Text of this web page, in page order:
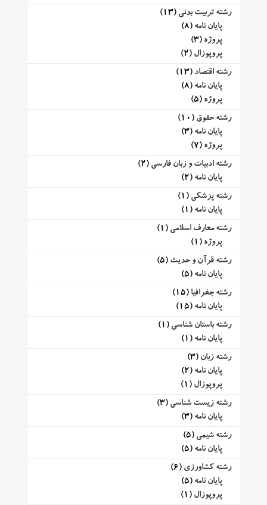
رشته تربیت بدنی (13)
پایان نامه (8)
پروژه (3)
پروپوزال (2)
رشته اقتصاد (13)
پایان نامه (8)
پروژه (5)
رشته حقوق (10)
پایان نامه (3)
پروژه (7)
رشته ادبیات و زبان فارسی (2)
پایان نامه (2)
رشته پزشکی (1)
پایان نامه (1)
رشته معارف اسلامی (1)
پروژه (1)
رشته قرآن و حدیث (5)
پایان نامه (5)
رشته جغرافیا (15)
پایان نامه (15)
رشته باستان شناسی (1)
پایان نامه (1)
رشته زبان (3)
پایان نامه (2)
پروپوزال (1)
رشته زیست شناسی (3)
پایان نامه (3)
رشته شیمی (5)
پایان نامه (5)
رشته کشاورزی (6)
پایان نامه (5)
پروپوزال (1)